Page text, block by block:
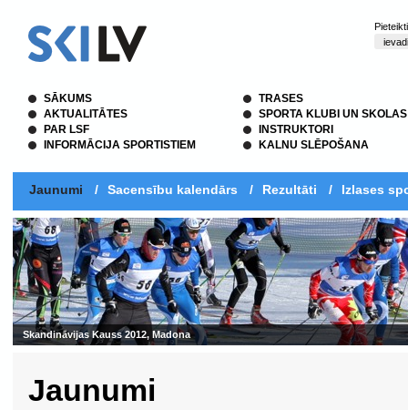
SĀKUMS
AKTUALITĀTES
PAR LSF
INFORMĀCIJA SPORTISTIEM
TRASES
SPORTA KLUBI UN SKOLAS
INSTRUKTORI
KALNU SLĒPOŠANA
Jaunumi / Sacensību kalendārs / Rezultāti / Izlases
Skandināvijas Kauss 2012, Madona
Jaunumi